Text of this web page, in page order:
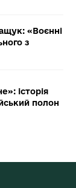
«Воєнні
з
історія
полон